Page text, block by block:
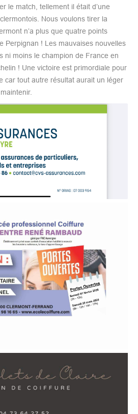
le match, tellement il était d’une
Nous voulons tirer la
n’a plus que quatre points
Perpignan ! Les mauvaises nouvelles
ni moins le champion de France en
! Une victoire est primordiale pour
car tout autre résultat aurait un léger